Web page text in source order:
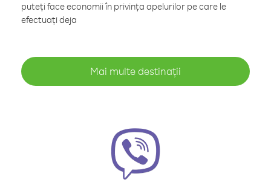
puteți face economii în privința apelurilor pe care le
efectuați deja
Mai multe destinații